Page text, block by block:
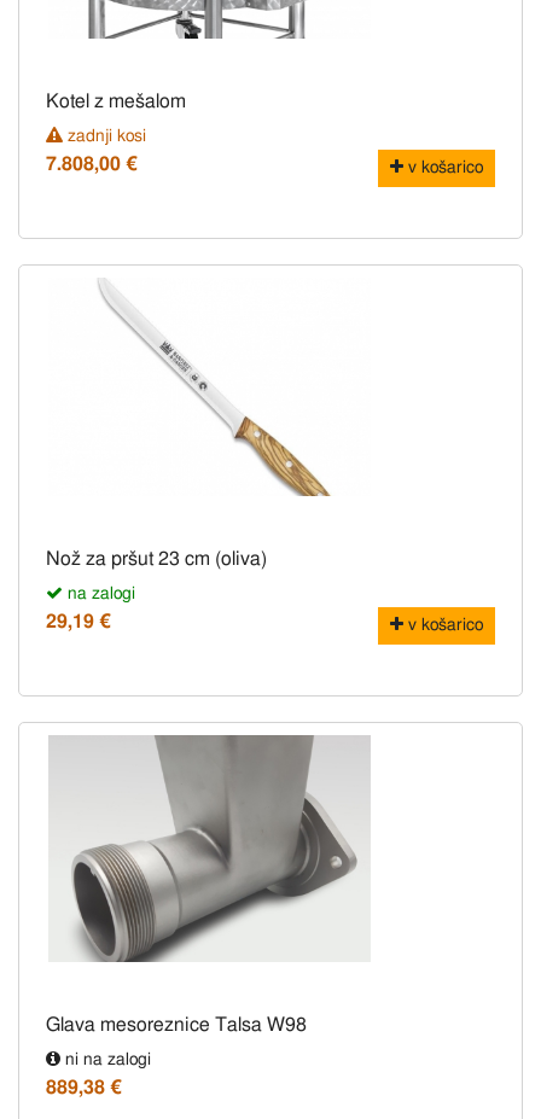
Kotel z mešalom
zadnji kosi
7.808,00 € v košarico
Nož za pršut 23 cm (oliva)
na zalogi
29,19 € v košarico
Glava mesoreznice Talsa W98
ni na zalogi
889,38 €